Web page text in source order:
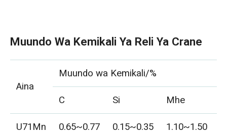
Muundo Wa Kemikali Ya Reli Ya Crane
Aina
Muundo wa Kemikali/%
C
Si Mhe
U71Mn
0.65~0.77 0.15~0.35 1.10~1.50